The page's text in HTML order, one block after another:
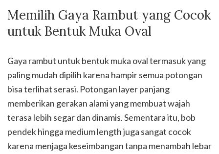
Memilih Gaya Rambut yang Cocok
untuk Bentuk Muka Oval
Gaya rambut untuk bentuk muka oval termasuk yang
paling mudah dipilih karena hampir semua potongan
bisa terlihat serasi. Potongan layer panjang
memberikan gerakan alami yang membuat wajah
terasa lebih segar dan dinamis. Sementara itu, bob
pendek hingga medium length juga sangat cocok
karena menjaga keseimbangan tanpa menambah lebar